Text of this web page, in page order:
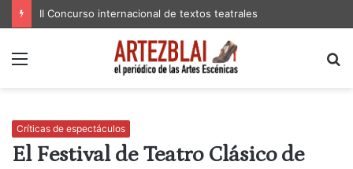
II Concurso internacional de textos teatrales
Menú
Críticas de espectáculos
El Festival de Teatro Clásico de